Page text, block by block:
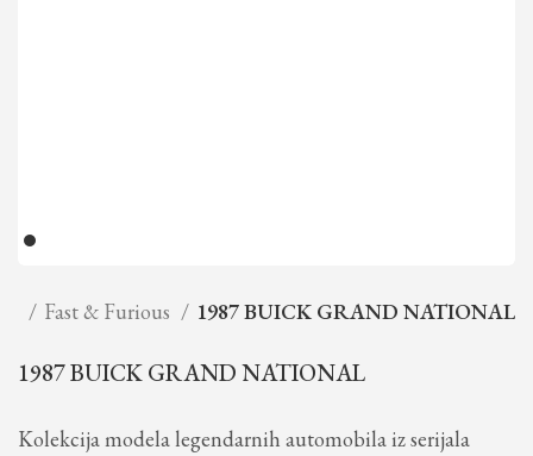
Fast & Furious 1987 BUICK GRAND NATIONAL
1987 BUICK GRAND NATIONAL
Kolekcija modela legendarnih automobila iz serijala